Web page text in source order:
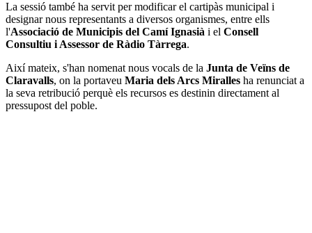
La sessió també ha servit per modificar el cartipàs municipal i
designar nous representants a diversos organismes, entre ells
l'Associació de Municipis del Camí Ignasià i el Consell
Consultiu i Assessor de Ràdio Tàrrega.
Així mateix, s'han nomenat nous vocals de la Junta de Veïns de
Claravalls, on la portaveu Maria dels Arcs Miralles ha renunciat a
la seva retribució perquè els recursos es destinin directament al
pressupost del poble.